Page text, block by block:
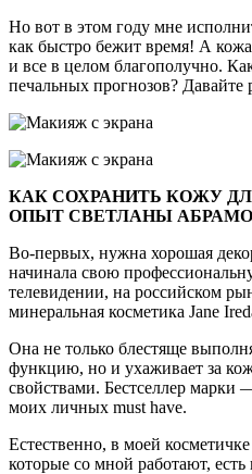
Но вот в этом году мне
как быстро бежит время! А
и все в целом благополучно.
печальных прогнозов? Давайте
КАК СОХРАНИТЬ КОЖУ
ОПЫТ СВЕТЛАНЫ
Во-первых, нужна хорошая
начинала свою
телевидении, на российском
минеральная косметика Jane
Она не только блестяще
функцию, но и ухаживает за
свойствами. Бестселлер марки
моих личных must have.
Естественно, в моей
которые со мной работают,